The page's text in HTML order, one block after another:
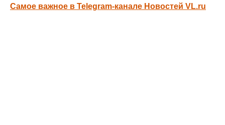
Самое важное в Telegram-канале Новостей VL.ru